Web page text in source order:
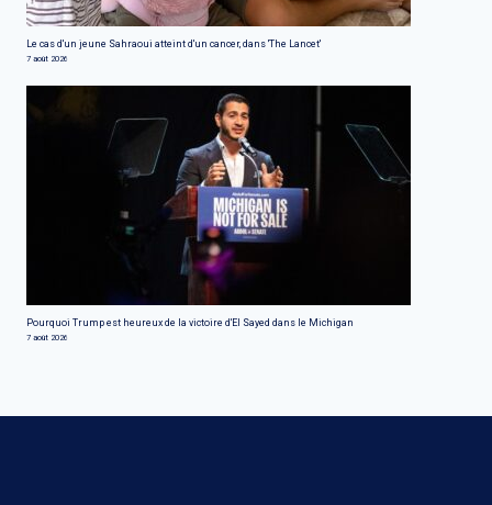
Le cas d'un jeune Sahraoui atteint d'un cancer, dans 'The Lancet'
7 août 2026
Pourquoi Trump est heureux de la victoire d'El Sayed dans le Michigan
7 août 2026